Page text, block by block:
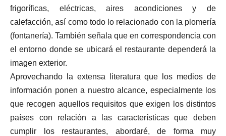
frigoríficas, eléctricas, aires acondiciones y de
calefacción, así como todo lo relacionado con la plomería
(fontanería). También señala que en correspondencia con
el entorno donde se ubicará el restaurante dependerá la
imagen exterior.
Aprovechando la extensa literatura que los medios de
información ponen a nuestro alcance, especialmente los
que recogen aquellos requisitos que exigen los distintos
países con relación a las características que deben
cumplir los restaurantes, abordaré, de forma muy